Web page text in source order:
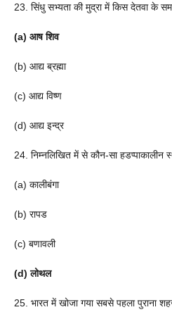
23. सिंधु सभ्यता की मुद्रा में किस देतवा के
(a) आष शिव
(b) आद्य ब्रह्मा
(c) आद्य विष्ण
(d) आद्य इन्द्र
24. निम्नलिखित में से कौन-सा हडप्पाकालीन
(a) कालीबंगा
(b) रापड
(c) बणावली
(d) लोथल
25. भारत में खोजा गया सबसे पहला पुराना